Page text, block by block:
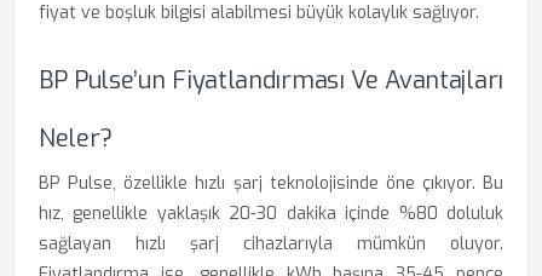
fiyat ve boşluk bilgisi alabilmesi büyük kolaylık sağlıyor.
BP Pulse’un Fiyatlandırması Ve Avantajları
Neler?
BP Pulse, özellikle hızlı şarj teknolojisinde öne çıkıyor. Bu
hız, genellikle yaklaşık 20-30 dakika içinde %80 doluluk
sağlayan hızlı şarj cihazlarıyla mümkün oluyor.